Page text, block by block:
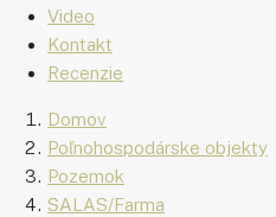
Video
Kontakt
Recenzie
Domov
Poľnohospodárske objekty
Pozemok
SALAS/Farma